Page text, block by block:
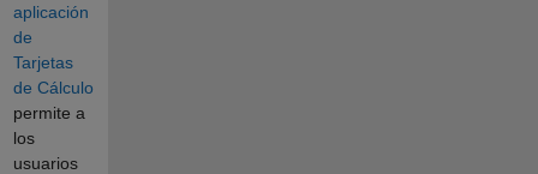
aplicación
de
Tarjetas
de Cálculo
permite a
los
usuarios